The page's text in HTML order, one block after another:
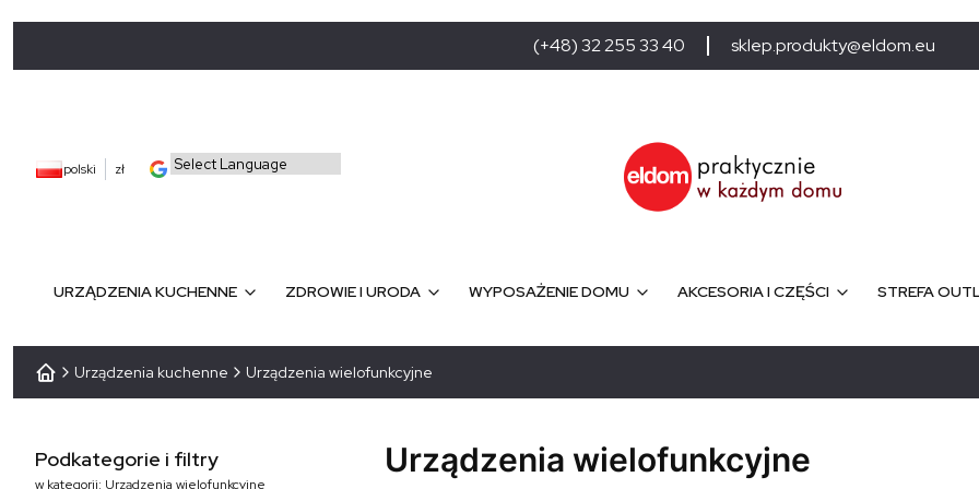
(+48) 32 255 33 40 sklep.produkty@eldom.eu
polski zł
URZĄDZENIA KUCHENNE ZDROWIE I URODA WYPOSAŻENIE DOMU AKCESORIA I CZĘŚCI STREFA
Urządzenia kuchenne Urządzenia wielofunkcyjne
Podkategorie i filtry
w kategorii: Urządzenia wielofunkcyjne
Urządzenia wielofunkcyjne